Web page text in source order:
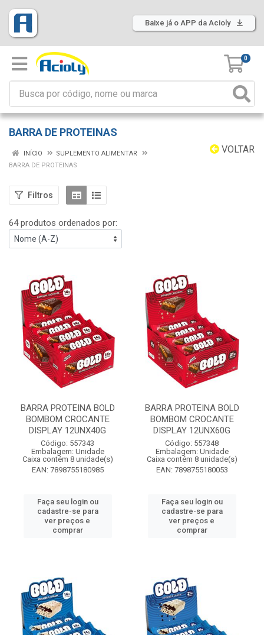
Baixe já o APP da Acioly
0
BARRA DE PROTEINAS
VOLTAR
INÍCIO
SUPLEMENTO ALIMENTAR
BARRA DE PROTEINAS
Filtros
64 produtos ordenados por:
BARRA PROTEINA BOLD
BOMBOM CROCANTE
DISPLAY 12UNX40G
Código: 557343
Embalagem: Unidade
Caixa contém 8 unidade(s)
EAN: 7898755180985
Faça seu login ou
cadastre-se para
ver preços e
comprar
BARRA PROTEINA BOLD
BOMBOM CROCANTE
DISPLAY 12UNX60G
Código: 557348
Embalagem: Unidade
Caixa contém 8 unidade(s)
EAN: 7898755180053
Faça seu login ou
cadastre-se para
ver preços e
comprar